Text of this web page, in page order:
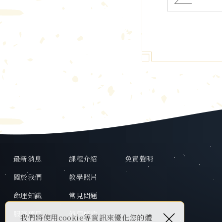
我們將使用cookie等資訊來優化您的體
最新消息
關於我們
命理知識
服務項目
課程介紹
教學照片
常見問題
使用條款
免責聲明